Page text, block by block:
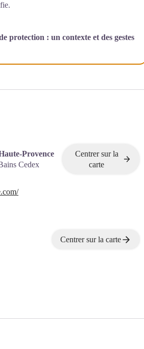
protection : un contexte et des gestes
Provence
Cedex
Centrer sur la
carte
Centrer sur la carte